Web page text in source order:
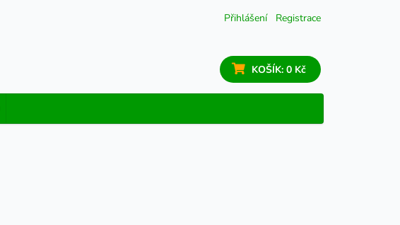
Přihlášení Registrace
KOŠÍK: 0 Kč